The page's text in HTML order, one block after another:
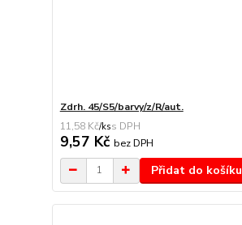
Zdrh. 45/S5/barvy/z/R/aut.
11,58 Kč/ks
9,57 Kč bez DPH
Přidat do košíku